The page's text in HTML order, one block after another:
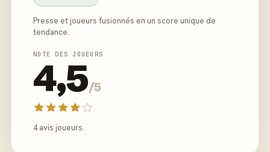
Presse et joueurs fusionnés en un score unique de
tendance.
NOTE DES JOUEURS
4,5/5
4 avis joueurs.